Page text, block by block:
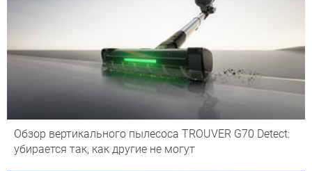
Обзор вертикального пылесоса TROUVER G70 Detect:
убирается так, как другие не могут